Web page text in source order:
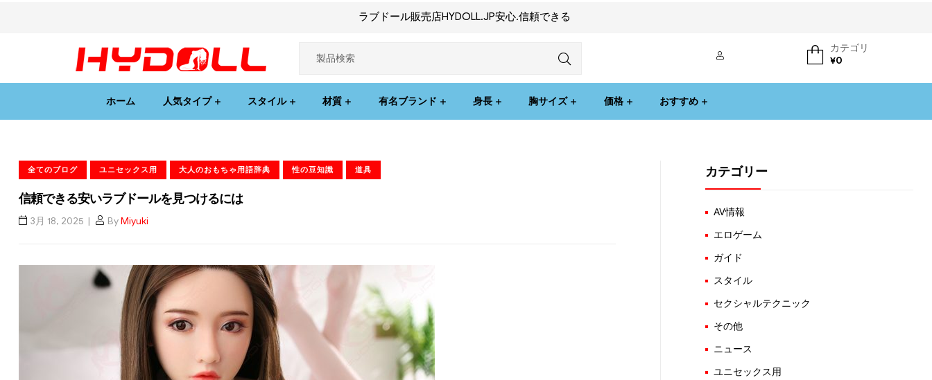
ラブドール販売店HYDOLL.JP安心.信頼できる
カテゴリ
¥0
ホーム 人気タイプ スタイル 材質 有名ブランド 身長 胸サイズ 価格 おすすめ
全てのブログ ユニセックス用 大人のおもちゃ用語辞典 性の豆知識 道具
信頼できる安いラブドールを見つけるには
3月 18, 2025 ByMiyuki
カテゴリー
AV情報
エロゲーム
ガイド
スタイル
セクシャルテクニック
その他
ニュース
ユニセックス用